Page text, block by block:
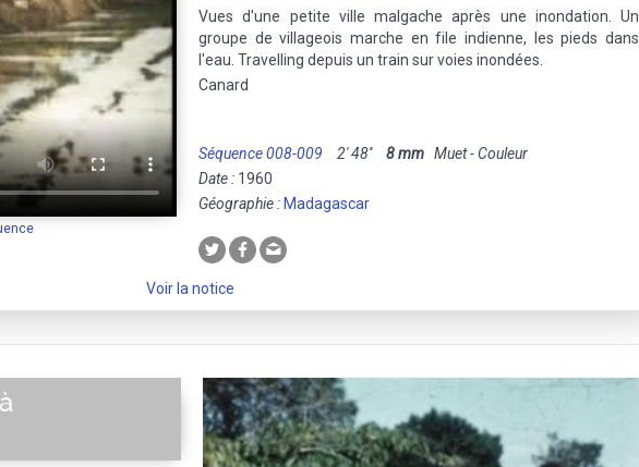
Vues d'une petite ville malgache après une inondation. Un
groupe de villageois marche en file indienne, les pieds dans
l'eau. Travelling depuis un train sur voies inondées.
Canard
Séquence 008-009 2' 48'' 8 mm Muet - Couleur
Date : 1960
Géographie : Madagascar
Voir la notice